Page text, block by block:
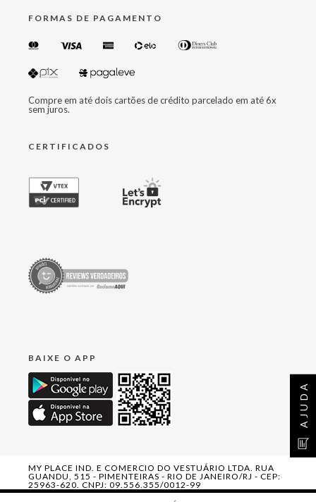
AJUDA
FORMAS DE PAGAMENTO
Compre em até dois cartões de crédito parcelado em até 6x
sem juros.
CERTIFICADOS
BAIXE O APP
MY PLACE IND. E COMERCIO DO VESTUÁRIO LTDA. RUA
GUANDU, 515 - PIMENTEIRAS - RIO DE JANEIRO/RJ - CEP:
25963-620. CNPJ: 09.556.355/0012-99